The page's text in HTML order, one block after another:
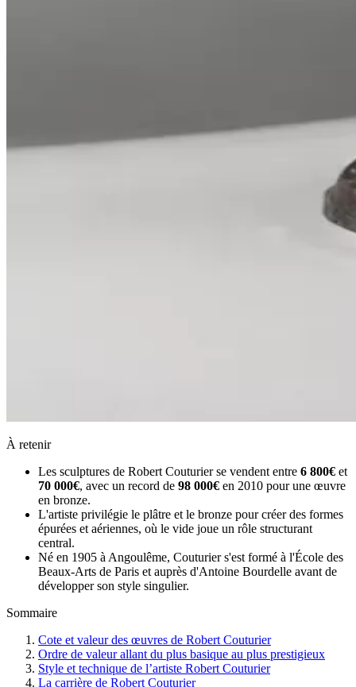
À retenir
Les sculptures de Robert Couturier se vendent entre 6 800€ et
70 000€, avec un record de 98 000€ en 2010 pour une œuvre
en bronze.
L'artiste privilégie le plâtre et le bronze pour créer des formes
épurées et aériennes, où le vide joue un rôle structurant
central.
Né en 1905 à Angoulême, Couturier s'est formé à l'École des
Beaux-Arts de Paris et auprès d'Antoine Bourdelle avant de
développer son style singulier.
Sommaire
Cote et valeur des œuvres de Robert Couturier
Ordre de valeur allant du plus basique au plus prestigieux
Style et technique de l’artiste Robert Couturier
La carrière de Robert Couturier